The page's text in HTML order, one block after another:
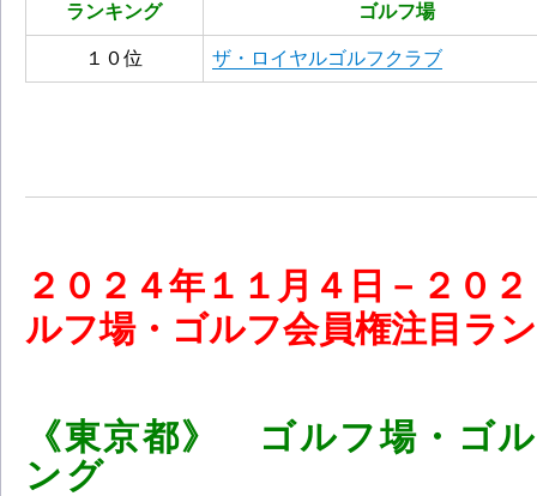
ランキング ゴルフ場
１０位 ザ・ロイヤルゴルフクラブ
２０ ２４年１１ 月４ 日－２０
ルフ場・ゴルフ会員権注目ラ
《東京都》 ゴルフ場・ゴ
ング